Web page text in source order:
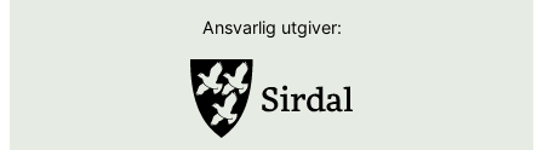
Ansvarlig utgiver: